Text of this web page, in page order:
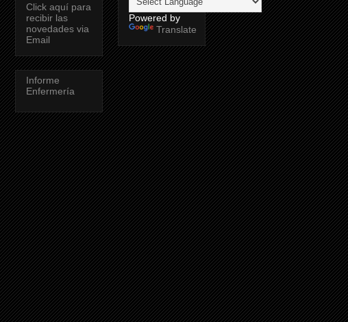
Click aquí para
recibir las
novedades via
Email
Informe
Enfermería
Powered by
Translate